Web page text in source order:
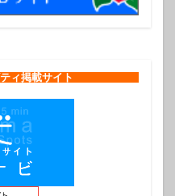
ィ掲載サイト